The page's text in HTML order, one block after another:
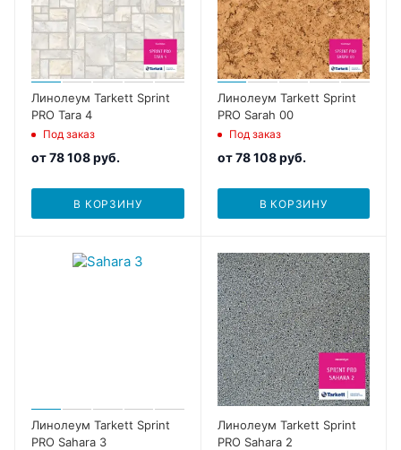
Линолеум Tarkett Sprint
PRO Tara 4
Под заказ
от78 108 руб.
В КОРЗИНУ
Линолеум Tarkett Sprint
PRO Sarah 00
Под заказ
от78 108 руб.
В КОРЗИНУ
Линолеум Tarkett Sprint
PRO Sahara 3
Линолеум Tarkett Sprint
PRO Sahara 2